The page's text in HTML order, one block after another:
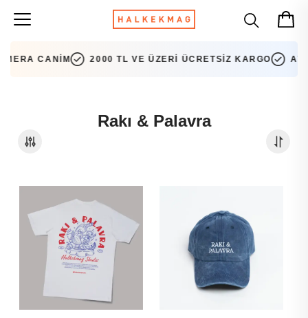
CANİM 2000 TL VE ÜZERİ ÜCRETSİZ KARGO AYNI
Rakı & Palavra